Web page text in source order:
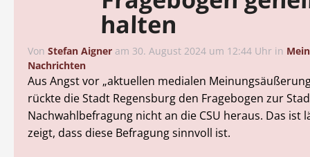
halten
Von Stefan Aigner am 30. August 2024 um 12:44 Uhr in
Nachrichten
Aus Angst vor „aktuellen medialen
rückte die Stadt Regensburg den Fragebogen zur
Nachwahlbefragung nicht an die CSU heraus. Das ist
zeigt, dass diese Befragung sinnvoll ist.